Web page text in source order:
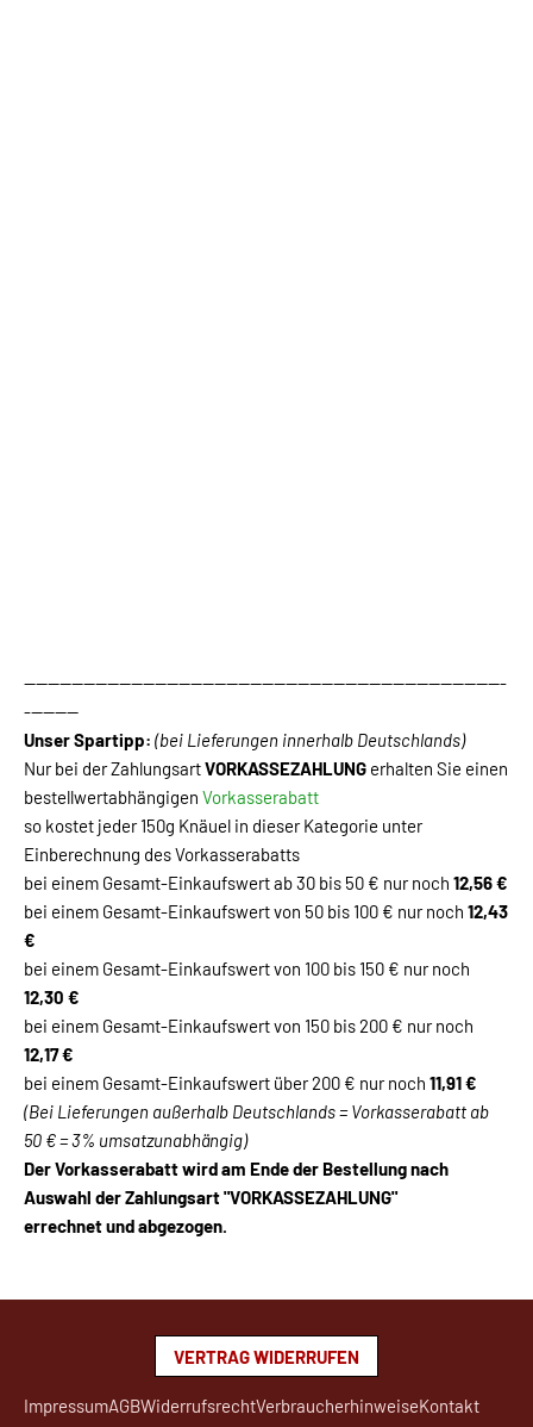
---------------------------------------------------------------------------------
---------
Unser Spartipp: (bei Lieferungen innerhalb Deutschlands)
Nur bei der ZahlungsartVORKASSEZAHLUNG erhalten Sie einen
bestellwertabhängigen Vorkasserabatt
so kostet jeder 150g Knäuel in dieser Kategorie unter
Einberechnung des Vorkasserabatts
bei einem Gesamt-Einkaufswert ab 30 bis 50 € nur noch 12,56 €
bei einem Gesamt-Einkaufswert von 50 bis 100 € nur noch 12,43
€
bei einem Gesamt-Einkaufswert von 100 bis 150 € nur noch
12,30 €
bei einem Gesamt-Einkaufswert von 150 bis 200 € nur noch
12,17 €
bei einem Gesamt-Einkaufswert über 200 € nur noch 11,91 €
(Bei Lieferungen außerhalb Deutschlands = Vorkasserabatt ab
50 € = 3% umsatzunabhängig)
Der Vorkasserabatt wird am Ende der Bestellung nach
Auswahl der Zahlungsart "VORKASSEZAHLUNG"
errechnet und abgezogen.
VERTRAG WIDERRUFEN
ImpressumAGBWiderrufsrechtVerbraucherhinweiseKontakt